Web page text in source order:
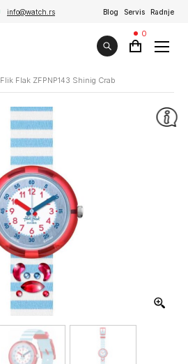
info@watch.rs Blog Servis Radnje
0
Flik Flak ZFPNP143 Shinig Crab